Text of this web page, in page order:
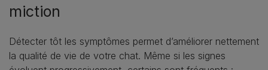
miction
Détecter tôt les symptômes permet d’améliorer nettement
la qualité de vie de votre chat. Même si les signes